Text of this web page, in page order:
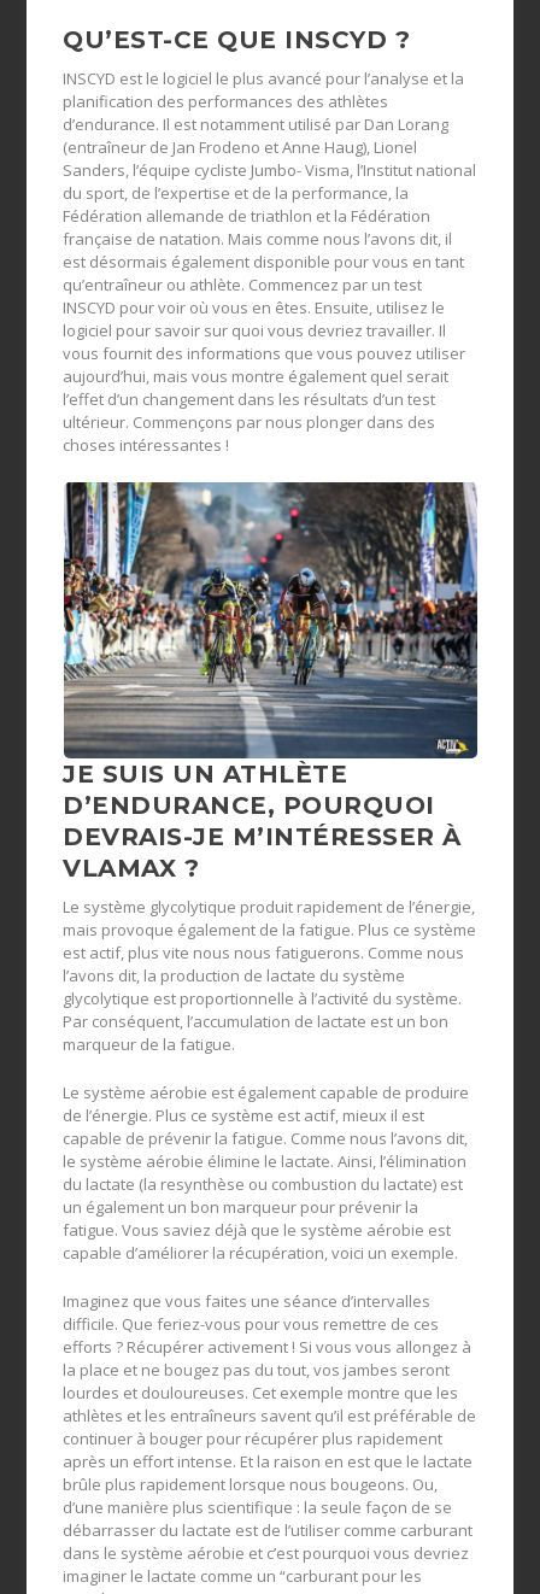
QU’EST-CE QUE INSCYD ?
INSCYD est le logiciel le plus avancé pour l’analyse et la
planification des performances des athlètes
d’endurance. Il est notamment utilisé par Dan Lorang
(entraîneur de Jan Frodeno et Anne Haug), Lionel
Sanders, l’équipe cycliste Jumbo- Visma, l’Institut national
du sport, de l’expertise et de la performance, la
Fédération allemande de triathlon et la Fédération
française de natation. Mais comme nous l’avons dit, il
est désormais également disponible pour vous en tant
qu’entraîneur ou athlète. Commencez par un test
INSCYD pour voir où vous en êtes. Ensuite, utilisez le
logiciel pour savoir sur quoi vous devriez travailler. Il
vous fournit des informations que vous pouvez utiliser
aujourd’hui, mais vous montre également quel serait
l’effet d’un changement dans les résultats d’un test
ultérieur. Commençons par nous plonger dans des
choses intéressantes !
JE SUIS UN ATHLÈTE
D’ENDURANCE, POURQUOI
DEVRAIS-JE M’INTÉRESSER À
VLAMAX ?
Le système glycolytique produit rapidement de l’énergie,
mais provoque également de la fatigue. Plus ce système
est actif, plus vite nous nous fatiguerons. Comme nous
l’avons dit, la production de lactate du système
glycolytique est proportionnelle à l’activité du système.
Par conséquent, l’accumulation de lactate est un bon
marqueur de la fatigue.
Le système aérobie est également capable de produire
de l’énergie. Plus ce système est actif, mieux il est
capable de prévenir la fatigue. Comme nous l’avons dit,
le système aérobie élimine le lactate. Ainsi, l’élimination
du lactate (la resynthèse ou combustion du lactate) est
un également un bon marqueur pour prévenir la
fatigue. Vous saviez déjà que le système aérobie est
capable d’améliorer la récupération, voici un exemple.
Imaginez que vous faites une séance d’intervalles
difficile. Que feriez-vous pour vous remettre de ces
efforts ? Récupérer activement ! Si vous vous allongez à
la place et ne bougez pas du tout, vos jambes seront
lourdes et douloureuses. Cet exemple montre que les
athlètes et les entraîneurs savent qu’il est préférable de
continuer à bouger pour récupérer plus rapidement
après un effort intense. Et la raison en est que le lactate
brûle plus rapidement lorsque nous bougeons. Ou,
d’une manière plus scientifique : la seule façon de se
débarrasser du lactate est de l’utiliser comme carburant
dans le système aérobie et c’est pourquoi vous devriez
imaginer le lactate comme un “carburant pour les